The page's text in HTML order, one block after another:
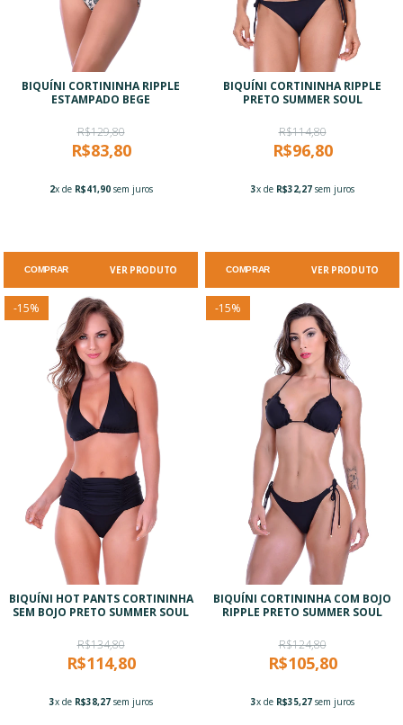
BIQUÍNI CORTININHA RIPPLE
ESTAMPADO BEGE
R$129,80
R$83,80
2x de R$41,90sem juros
COMPRAR VER PRODUTO
BIQUÍNI CORTININHA RIPPLE
PRETO SUMMER SOUL
R$114,80
R$96,80
3x de R$32,27sem juros
COMPRAR VER PRODUTO
-15%
BIQUÍNI HOT PANTS CORTININHA
SEM BOJO PRETO SUMMER SOUL
R$134,80
R$114,80
3x de R$38,27sem juros
-15%
BIQUÍNI CORTININHA COM BOJO
RIPPLE PRETO SUMMER SOUL
R$124,80
R$105,80
3x de R$35,27sem juros